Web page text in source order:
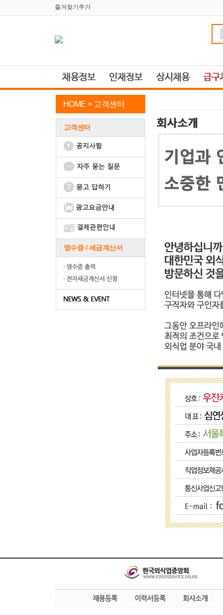
즐겨찾기추가
HOME > 고객센터
고객센터
영수증 / 세금계산서